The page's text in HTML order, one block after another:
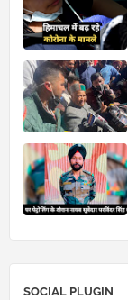
SOCIAL PLUGIN